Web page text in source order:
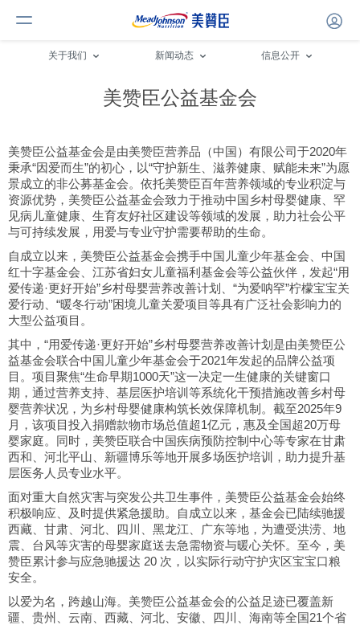
关于我们 新闻动态 信息公开
美赞臣公益基金会
美赞臣公益基金会是由美赞臣营养品（中国）有限公司于2020年
秉承“因爱而生”的初心，以“守护新生、滋养健康、赋能未来”为愿
景成立的非公募基金会。依托美赞臣百年营养领域的专业积淀与
资源优势，美赞臣公益基金会致力于推动中国乡村母婴健康、罕
见病儿童健康、生育友好社区建设等领域的发展，助力社会公平
与可持续发展，用爱与专业守护需要帮助的生命。
自成立以来，美赞臣公益基金会携手中国儿童少年基金会、中国
红十字基金会、江苏省妇女儿童福利基金会等公益伙伴，发起“用
爱传递·更好开始”乡村母婴营养改善计划、“为爱呐罕”柠檬宝宝关
爱行动、“暖冬行动”困境儿童关爱项目等具有广泛社会影响力的
大型公益项目。
其中，“用爱传递·更好开始”乡村母婴营养改善计划是由美赞臣公
益基金会联合中国儿童少年基金会于2021年发起的品牌公益项
目。项目聚焦“生命早期1000天”这一决定一生健康的关键窗口
期，通过营养支持、基层医护培训等系统化干预措施改善乡村母
婴营养状况，为乡村母婴健康构筑长效保障机制。截至2025年9
月，该项目投入捐赠款物市场总值超1亿元，惠及全国超20万母
婴家庭。同时，美赞臣联合中国疾病预防控制中心等专家在甘肃
西和、河北平山、新疆博乐等地开展多场医护培训，助力提升基
层医务人员专业水平。
面对重大自然灾害与突发公共卫生事件，美赞臣公益基金会始终
积极响应、及时提供紧急援助。自成立以来，基金会已陆续驰援
西藏、甘肃、河北、四川、黑龙江、广东等地，为遭受洪涝、地
震、台风等灾害的母婴家庭送去急需物资与暖心关怀。至今，美
赞臣累计参与应急驰援达 20 次，以实际行动守护灾区宝宝口粮
安全。
以爱为名，跨越山海。美赞臣公益基金会的公益足迹已覆盖新
疆、贵州、云南、西藏、河北、安徽、四川、海南等全国21个省